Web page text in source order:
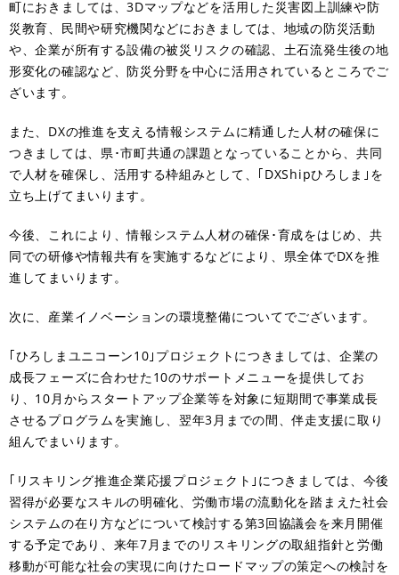
町におきましては、3Dマップなどを活用した災害図上訓練や防
災教育、民間や研究機関などにおきましては、地域の防災活動
や、企業が所有する設備の被災リスクの確認、土石流発生後の地
形変化の確認など、防災分野を中心に活用されているところでご
ざいます。
また、DXの推進を支える情報システムに精通した人材の確保に
つきましては、県･市町共通の課題となっていることから、共同
で人材を確保し、活用する枠組みとして、｢DXShipひろしま｣を
立ち上げてまいります。
今後、これにより、情報システム人材の確保･育成をはじめ、共
同での研修や情報共有を実施するなどにより、県全体でDXを推
進してまいります。
次に、産業イノベーションの環境整備についてでございます。
｢ひろしまユニコーン10｣プロジェクトにつきましては、企業の
成長フェーズに合わせた10のサポートメニューを提供してお
り、10月からスタートアップ企業等を対象に短期間で事業成長
させるプログラムを実施し、翌年3月までの間、伴走支援に取り
組んでまいります。
｢リスキリング推進企業応援プロジェクト｣につきましては、今後
習得が必要なスキルの明確化、労働市場の流動化を踏まえた社会
システムの在り方などについて検討する第3回協議会を来月開催
する予定であり、来年7月までのリスキリングの取組指針と労働
移動が可能な社会の実現に向けたロードマップの策定への検討を